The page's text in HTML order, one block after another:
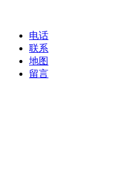
电话
联系
地图
留言